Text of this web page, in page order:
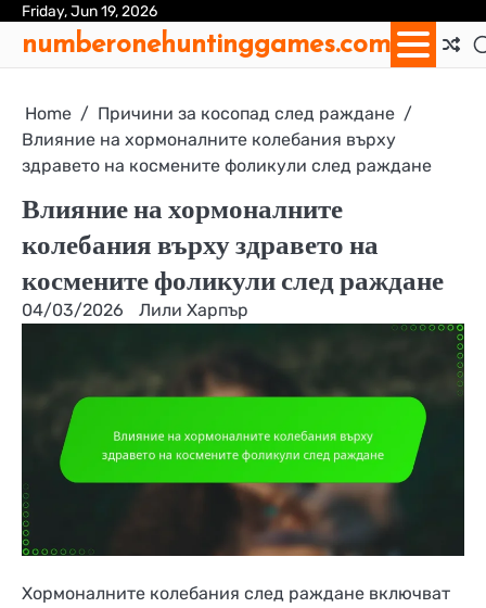
Skip
content
Friday, Jun 19, 2026
Us
Us
numberonehuntinggames.com
Home
Причини за косопад след раждане
Влияние на хормоналните колебания върху
здравето на космените фоликули след раждане
Влияние на хормоналните
колебания върху здравето на
космените фоликули след раждане
04/03/2026 Лили Харпър
Хормоналните колебания след раждане включват